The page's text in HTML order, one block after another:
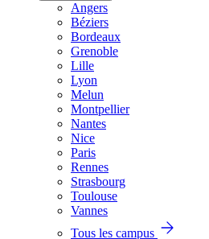
Angers
Béziers
Bordeaux
Grenoble
Lille
Lyon
Melun
Montpellier
Nantes
Nice
Paris
Rennes
Strasbourg
Toulouse
Vannes
Tous les campus